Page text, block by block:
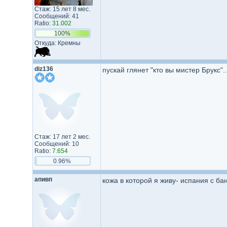
Стаж: 15 лет 8 мес.
Сообщений: 41
Ratio: 31.002
100%
Откуда: Кремны
diz136
Стаж: 17 лет 2 мес.
Сообщений: 10
Ratio: 7.654
0.96%
пускай глянет "кто вы мистер Брукс"....
апивп кожа в которой я живу- испания с